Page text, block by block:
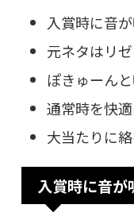
入賞時に音
元ネタはリ
ぽきゅーん
通常時を快
大当たりに
入賞時に音